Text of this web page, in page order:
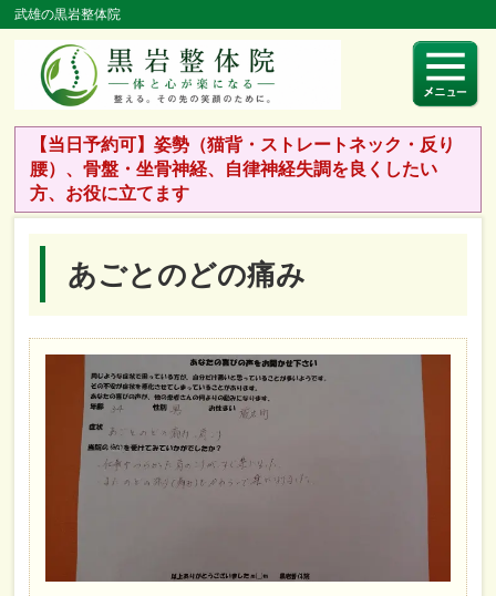
武雄の黒岩整体院
【当日予約可】姿勢（猫背・ストレートネック・反り
腰）、骨盤・坐骨神経、自律神経失調を良くしたい
方、お役に立てます
あごとのどの痛み